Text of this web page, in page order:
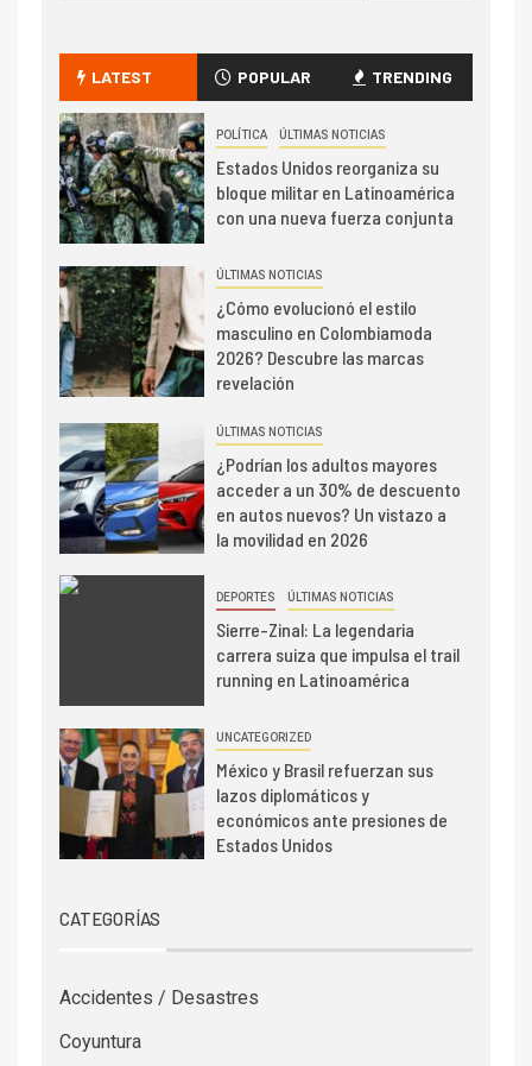
LATEST POPULAR TRENDING
POLÍTICA ÚLTIMAS NOTICIAS
Estados Unidos reorganiza su
bloque militar en Latinoamérica
con una nueva fuerza conjunta
ÚLTIMAS NOTICIAS
¿Cómo evolucionó el estilo
masculino en Colombiamoda
2026? Descubre las marcas
revelación
ÚLTIMAS NOTICIAS
¿Podrían los adultos mayores
acceder a un 30% de descuento
en autos nuevos? Un vistazo a
la movilidad en 2026
DEPORTES ÚLTIMAS NOTICIAS
Sierre-Zinal: La legendaria
carrera suiza que impulsa el trail
running en Latinoamérica
UNCATEGORIZED
México y Brasil refuerzan sus
lazos diplomáticos y
económicos ante presiones de
Estados Unidos
CATEGORÍAS
Accidentes / Desastres
Coyuntura